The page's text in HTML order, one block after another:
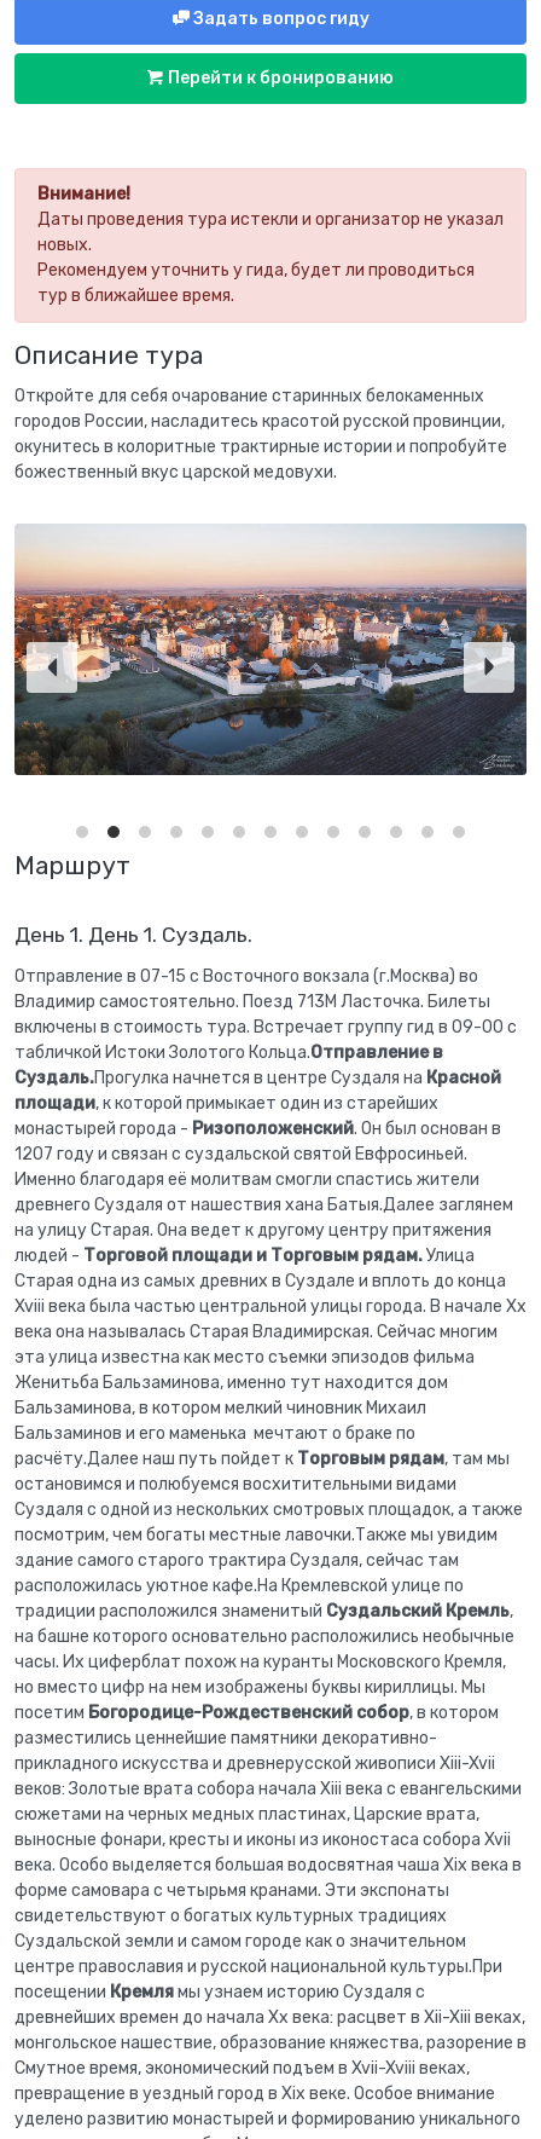
Внимание!
Даты проведения тура истекли и организатор не указал
новых.
Рекомендуем уточнить у гида, будет ли проводиться
тур в ближайшее время.
Описание тура
Откройте для себя очарование старинных белокаменных
городов России, насладитесь красотой русской провинции,
окунитесь в колоритные трактирные истории и попробуйте
божественный вкус царской медовухи.
Маршрут
День 1. День 1. Суздаль.
Отправление в 07-15 с Восточного вокзала (г.Москва) во
Владимир самостоятельно. Поезд 713М Ласточка. Билеты
включены в стоимость тура. Встречает группу гид в 09-00 с
табличкой Истоки Золотого Кольца.Отправление в
Суздаль.Прогулка начнется в центре Суздаля на Красной
площади, к которой примыкает один из старейших
монастырей города - Ризоположенский. Он был основан в
1207 году и связан с суздальской святой Евфросиньей.
Именно благодаря её молитвам смогли спастись жители
древнего Суздаля от нашествия хана Батыя.Далее заглянем
на улицу Старая. Она ведет к другому центру притяжения
людей - Торговой площади и Торговым рядам.Улица
Старая одна из самых древних в Суздале и вплоть до конца
Xviii века была частью центральной улицы города. В начале Xx
века она называлась Старая Владимирская. Сейчас многим
эта улица известна как место съемки эпизодов фильма
Женитьба Бальзаминова, именно тут находится дом
Бальзаминова, в котором мелкий чиновник Михаил
Бальзаминов и его маменька мечтают о браке по
расчёту.Далее наш путь пойдет к Торговым рядам, там мы
остановимся и полюбуемся восхитительными видами
Суздаля с одной из нескольких смотровых площадок, а также
посмотрим, чем богаты местные лавочки.Также мы увидим
здание самого старого трактира Суздаля, сейчас там
расположилась уютное кафе.На Кремлевской улице по
традиции расположился знаменитый Суздальский Кремль,
на башне которого основательно расположились необычные
часы. Их циферблат похож на куранты Московского Кремля,
но вместо цифр на нем изображены буквы кириллицы. Мы
посетим Богородице-Рождественский собор, в котором
разместились ценнейшие памятники декоративно-
прикладного искусства и древнерусской живописи Xiii-Xvii
веков: Золотые врата собора начала Xiii века с евангельскими
сюжетами на черных медных пластинах, Царские врата,
выносные фонари, кресты и иконы из иконостаса собора Xvii
века. Особо выделяется большая водосвятная чаша Xix века в
форме самовара с четырьмя кранами. Эти экспонаты
свидетельствуют о богатых культурных традициях
Суздальской земли и самом городе как о значительном
центре православия и русской национальной культуры.При
посещении Кремлямы узнаем историю Суздаля с
древнейших времен до начала Xx века: расцвет в Xii-Xiii веках,
монгольское нашествие, образование княжества, разорение в
Смутное время, экономический подъем в Xvii-Xviii веках,
превращение в уездный город в Xix веке. Особое внимание
уделено развитию монастырей и формированию уникального
Задать вопрос гиду
Перейти к бронированию